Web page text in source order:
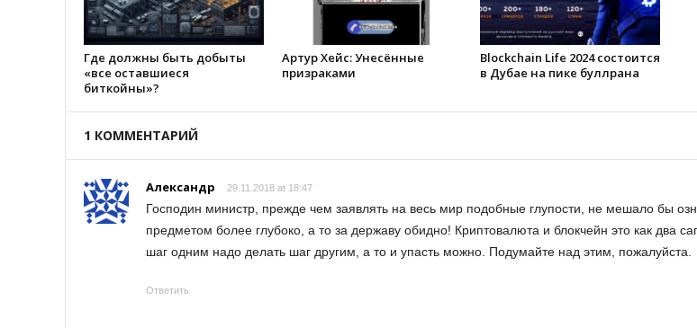
Где должны быть добыты
«все оставшиеся
биткойны»?
Артур Хейс: Унесённые
призраками
Blockchain Life 2024 состоится
в Дубае на пике буллрана
1 КОММЕНТАРИЙ
Александр 29.11.2018 at 18:47
Господин министр, прежде чем заявлять на весь мир подобные глупости, не мешало бы
предметом более глубоко, а то за державу обидно! Криптовалюта и блокчейн это как два
шаг одним надо делать шаг другим, а то и упасть можно. Подумайте над этим, пожалуйста.
Ответить